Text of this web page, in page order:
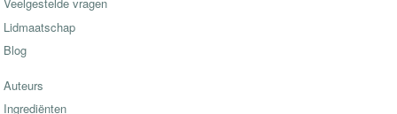
Lidmaatschap
Blog
Auteurs
Ingrediënten